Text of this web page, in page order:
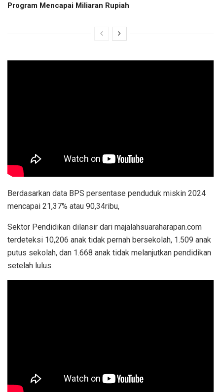
Program Mencapai Miliaran Rupiah
Berdasarkan data BPS persentase penduduk miskin 2024
mencapai 21,37% atau 90,34ribu,
Sektor Pendidikan dilansir dari majalahsuaraharapan.com
terdeteksi 10,206 anak tidak pernah bersekolah, 1.509 anak
putus sekolah, dan 1.668 anak tidak melanjutkan pendidikan
setelah lulus.